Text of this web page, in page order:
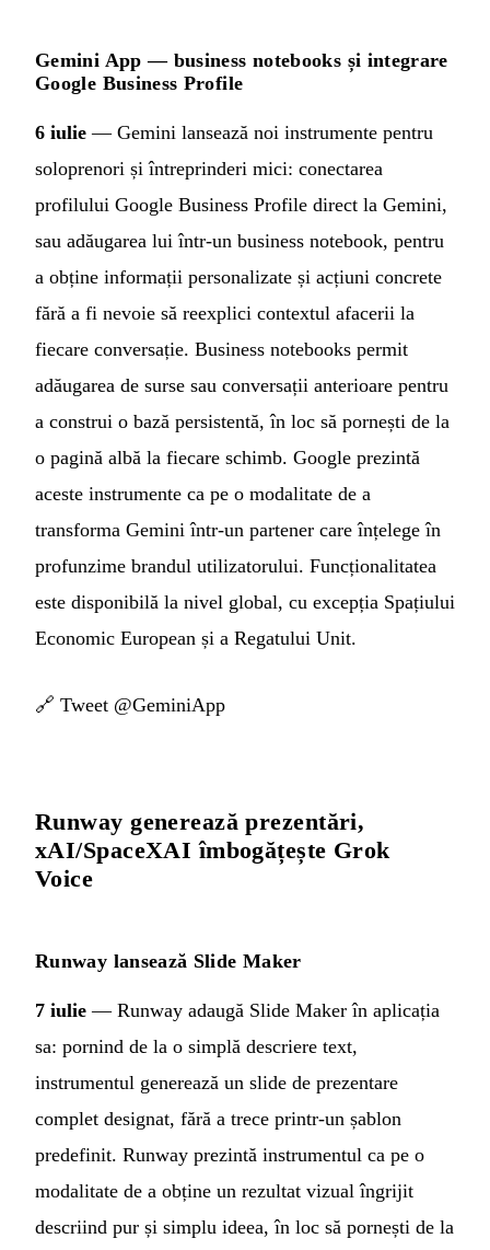
Gemini App — business notebooks și integrare
Google Business Profile
6 iulie — Gemini lansează noi instrumente pentru
soloprenori și întreprinderi mici: conectarea
profilului Google Business Profile direct la Gemini,
sau adăugarea lui într-un business notebook, pentru
a obține informații personalizate și acțiuni concrete
fără a fi nevoie să reexplici contextul afacerii la
fiecare conversație. Business notebooks permit
adăugarea de surse sau conversații anterioare pentru
a construi o bază persistentă, în loc să pornești de la
o pagină albă la fiecare schimb. Google prezintă
aceste instrumente ca pe o modalitate de a
transforma Gemini într-un partener care înțelege în
profunzime brandul utilizatorului. Funcționalitatea
este disponibilă la nivel global, cu excepția Spațiului
Economic European și a Regatului Unit.
🔗 Tweet @GeminiApp
Runway generează prezentări,
xAI/SpaceXAI îmbogățește Grok
Voice
Runway lansează Slide Maker
7 iulie — Runway adaugă Slide Maker în aplicația
sa: pornind de la o simplă descriere text,
instrumentul generează un slide de prezentare
complet designat, fără a trece printr-un șablon
predefinit. Runway prezintă instrumentul ca pe o
modalitate de a obține un rezultat vizual îngrijit
descriind pur și simplu ideea, în loc să pornești de la